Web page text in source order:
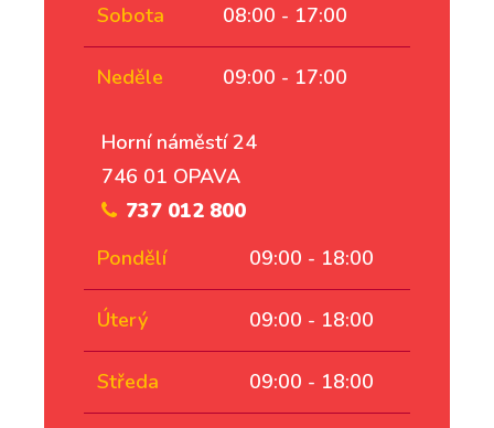
Sobota 08:00 - 17:00
Neděle 09:00 - 17:00
Horní náměstí 24
746 01 OPAVA
737 012 800
Pondělí
09:00 - 18:00
Úterý 09:00 - 18:00
Středa 09:00 - 18:00